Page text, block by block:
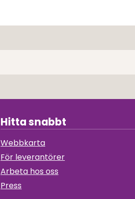
Hitta snabbt
Webbkarta
För leverantörer
Arbeta hos oss
Press